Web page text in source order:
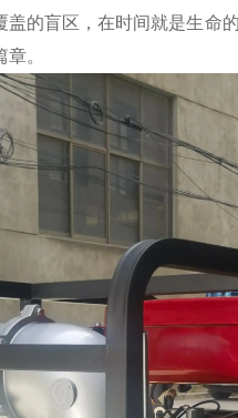
盖的盲区，在时间就是生命
。